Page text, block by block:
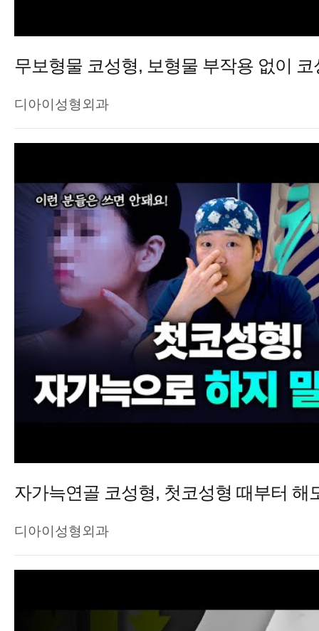
무보형물 코성형, 보형물 부작용 없이
디아이성형외과
디아이성형외과